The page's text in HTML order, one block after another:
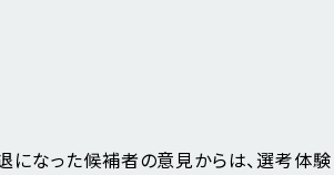
になった候補者の意見からは、選考体験